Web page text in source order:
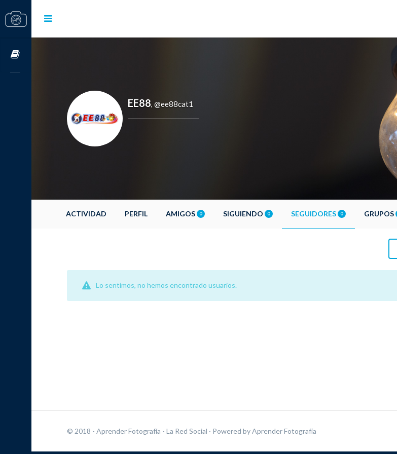
EE88, @ee88cat1
ACTIVIDAD PERFIL AMIGOS 0 SIGUIENDO 0 SEGUIDORES 0 GRUPOS
Lo sentimos, no hemos encontrado usuarios.
© 2018 - Aprender Fotografía - La Red Social · Powered byAprender Fotografía